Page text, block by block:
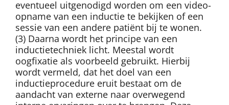
eventueel uitgenodigd worden om een video-
opname van een inductie te bekijken of een
sessie van een andere patiënt bij te wonen.
(3) Daarna wordt het principe van een
inductietechniek licht. Meestal wordt
oogfixatie als voorbeeld gebruikt. Hierbij
wordt vermeld, dat het doel van een
inductieprocedure eruit bestaat om de
aandacht van externe naar overwegend